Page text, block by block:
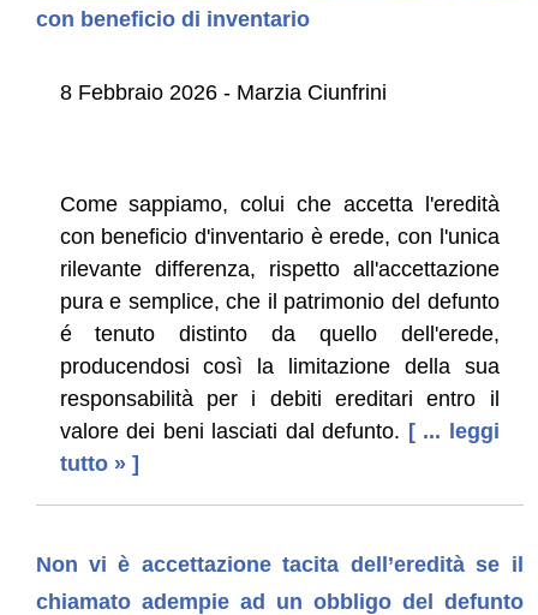
con beneficio di inventario
8 Febbraio 2026 - Marzia Ciunfrini
Come sappiamo, colui che accetta l'eredità
con beneficio d'inventario è erede, con l'unica
rilevante differenza, rispetto all'accettazione
pura e semplice, che il patrimonio del defunto
é tenuto distinto da quello dell'erede,
producendosi così la limitazione della sua
responsabilità per i debiti ereditari entro il
valore dei beni lasciati dal defunto. [ ... leggi
tutto » ]
Non vi è accettazione tacita dell’eredità se il
chiamato adempie ad un obbligo del defunto